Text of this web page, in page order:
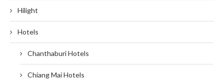
Hilight
Hotels
Chanthaburi Hotels
Chiang Mai Hotels